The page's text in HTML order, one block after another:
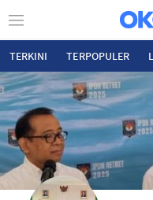
TERKINI TERPOPULER